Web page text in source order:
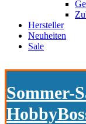
Hersteller
Neuheiten
Sale
Sommer-